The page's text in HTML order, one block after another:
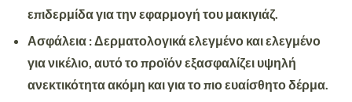
επιδερμίδα για την εφαρμογή του μακιγιάζ.
Ασφάλεια : Δερματολογικά ελεγμένο και ελεγμένο
για νικέλιο, αυτό το προϊόν εξασφαλίζει υψηλή
ανεκτικότητα ακόμη και για το πιο ευαίσθητο δέρμα.